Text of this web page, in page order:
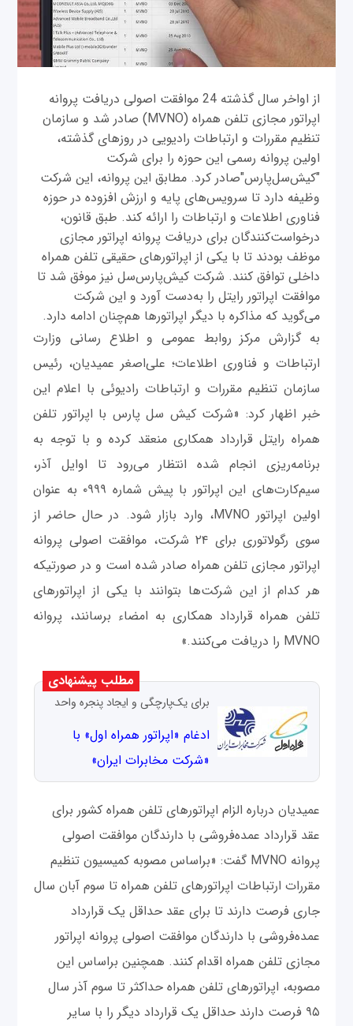
از اواخر سال گذشته 24 موافقت اصولی دریافت پروانه
اپراتور مجازی تلفن همراه (MVNO) صادر شد و سازمان
تنظیم مقررات و ارتباطات رادیویی در روزهای گذشته،
اولین پروانه رسمی این حوزه را برای شرکت
"کیش‌سل‌پارس"صادر کرد. مطابق این پروانه، این شرکت
وظیفه دارد تا سرویس‌های پایه و ارزش افزوده در حوزه
فناوری اطلاعات و ارتباطات را ارائه کند. طبق قانون،
درخواست‌کنندگان برای دریافت پروانه اپراتور مجازی
موظف بودند تا با یکی از اپراتورهای حقیقی تلفن همراه
داخلی توافق کنند. شرکت کیش‌پارس‌سل نیز موفق شد تا
موافقت اپراتور رایتل را به‌دست آورد و این شرکت
می‌گوید که مذاکره با دیگر اپراتورها هم‌چنان ادامه دارد.
به گزارش مرکز روابط عمومی و اطلاع رسانی وزارت
ارتباطات و فناوری اطلاعات؛ علی‌اصغر عمیدیان، رئیس
سازمان تنظیم مقررات و ارتباطات رادیوئی با اعلام این
خبر اظهار کرد: «شرکت کیش سل پارس با اپراتور تلفن
همراه رایتل قرارداد همکاری منعقد کرده و با توجه به
برنامه‌ریزی انجام شده انتظار می‌رود تا اوایل آذر،
سیم‌کارت‌های این اپراتور با پیش شماره ۰۹۹۹ به عنوان
اولین اپراتور MVNO، وارد بازار شود. در حال حاضر از
سوی رگولاتوری برای ۲۴ شرکت، موافقت اصولی پروانه
اپراتور مجازی تلفن همراه صادر شده است و در صورتیکه
هر کدام از این شرکت‌ها بتوانند با یکی از اپراتورهای
تلفن همراه قرارداد همکاری به امضاء برسانند، پروانه
MVNO را دریافت می‌کنند.»
مطلب پیشنهادی
برای یک‌پارچگی و ایجاد پنجره واحد
ادغام «اپراتور همراه اول» با
«شرکت مخابرات ایران»
عمیدیان درباره الزام اپراتورهای تلفن همراه کشور برای
عقد قرارداد عمده‌فروشی با دارندگان موافقت اصولی
پروانه MVNO گفت: «براساس مصوبه کمیسیون تنظیم
مقررات ارتباطات اپراتورهای تلفن همراه تا سوم آبان سال
جاری فرصت دارند تا برای عقد حداقل یک قرارداد
عمده‌فروشی با دارندگان موافقت اصولی پروانه اپراتور
مجازی تلفن همراه اقدام کنند. همچنین براساس این
مصوبه، اپراتورهای تلفن همراه حداکثر تا سوم آذر سال
۹۵ فرصت دارند حداقل یک قرارداد دیگر را با سایر